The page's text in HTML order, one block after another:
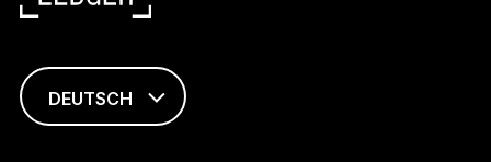
DEUTSCH